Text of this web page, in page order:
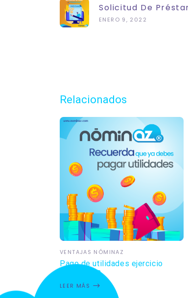
Solicitud De
ENERO 9, 2022
Relacionados
VENTAJAS NÓMINAZ
Pago de utilidades ejercicio
fiscal 2023
LEER MÁS